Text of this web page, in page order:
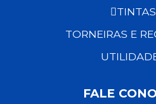
TINTAS
TORNEIRAS E
FALE